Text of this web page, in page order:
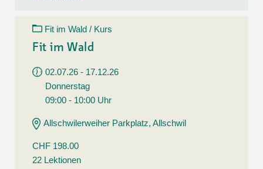
Fit im Wald / Kurs
Fit im Wald
02.07.26 - 17.12.26
Donnerstag
09:00 - 10:00 Uhr
Allschwilerweiher Parkplatz, Allschwil
CHF 198.00
22 Lektionen